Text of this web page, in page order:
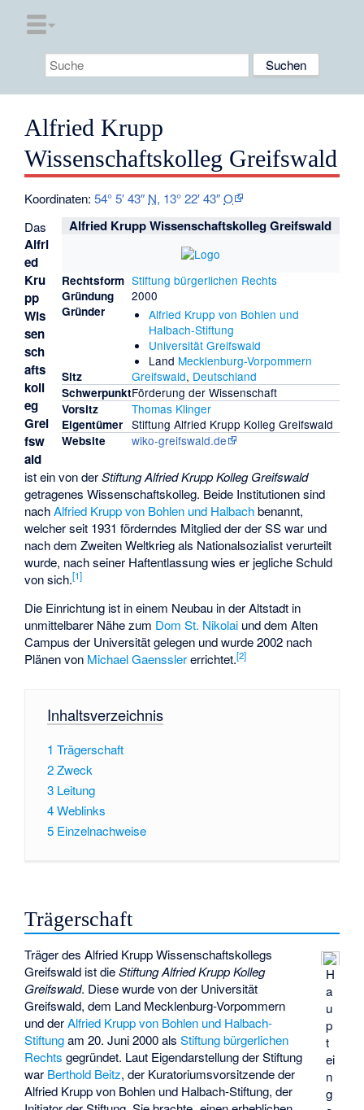
Alfried Krupp
Wissenschaftskolleg Greifswald
Koordinaten:54° 5′ 43″ N, 13° 22′ 43″O
Alfried Krupp Wissenschaftskolleg Greifswald
Rechtsform Stiftung bürgerlichen Rechts
Gründung 2000
Gründer
Alfried Krupp von Bohlen und
Halbach-Stiftung
Universität Greifswald
Land Mecklenburg-Vorpommern
Sitz Greifswald, Deutschland
SchwerpunktFörderung der Wissenschaft
Vorsitz Thomas Klinger
Eigentümer Stiftung Alfried Krupp Kolleg Greifswald
Website wiko-greifswald.de
Das
Alfri
ed
Kru
pp
Wis
sen
sch
afts
koll
eg
Grei
fsw
ald
ist ein von derStiftung Alfried Krupp Kolleg Greifswald
getragenes Wissenschaftskolleg. Beide Institutionen sind
nachAlfried Krupp von Bohlen und Halbachbenannt,
welcher seit 1931 förderndes Mitglied der der SS war und
nach dem Zweiten Weltkrieg als Nationalsozialist verurteilt
wurde, nach seiner Haftentlassung wies er jegliche Schuld
von sich.[1]
Die Einrichtung ist in einem Neubau in der Altstadt in
unmittelbarer Nähe zum Dom St. Nikolai und dem Alten
Campus der Universität gelegen und wurde 2002 nach
Plänen von Michael Gaensslererrichtet.[2]
Inhaltsverzeichnis
1 Trägerschaft
2Zweck
3 Leitung
4Weblinks
5 Einzelnachweise
Trägerschaft
H
a
u
p
t
ei
n
g
Träger des Alfried Krupp Wissenschaftskollegs
Greifswald ist dieStiftung Alfried Krupp Kolleg
Greifswald. Diese wurde von der Universität
Greifswald, dem Land Mecklenburg-Vorpommern
und derAlfried Krupp von Bohlen und Halbach-
Stiftungam 20. Juni 2000 alsStiftung bürgerlichen
Rechts gegründet. Laut Eigendarstellung der Stiftung
war Berthold Beitz, der Kuratoriumsvorsitzende der
Alfried Krupp von Bohlen und Halbach-Stiftung, der